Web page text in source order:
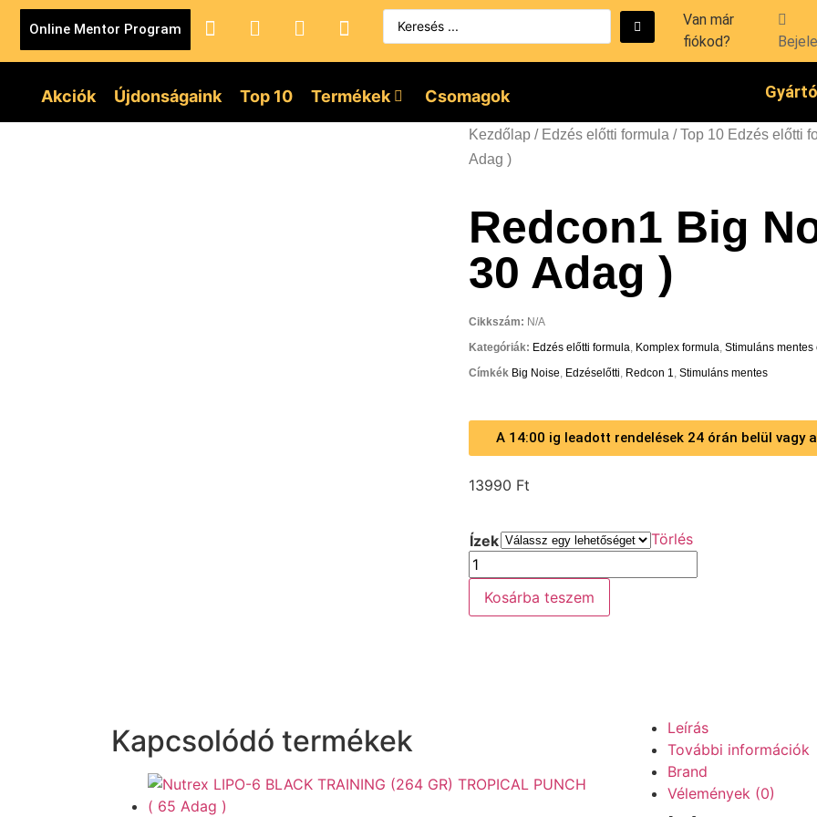
Online Mentor Program
Van már
fiókod?
Akciók Újdonságaink Top 10 Termékek Csomagok
Kezdőlap / Edzés előtti formula /Top 10 Edzés előtti
Adag )
Redcon1 Big
30 Adag )
Cikkszám: N/A
Kategóriák: Edzés előtti formula, Komplex formula, Stimuláns mentes
Címkék Big Noise, Edzéselőtti, Redcon 1, Stimuláns mentes
A 14:00 ig leadott rendelések 24 órán belül vagy
13990 Ft
Ízek Törlés
Kosárba teszem
Kapcsolódó termékek
Leírás
További információk
Brand
Vélemények (0)